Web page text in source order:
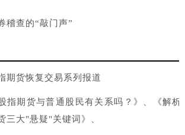
稽查的“敲门声”
期货恢复交易系列报道
股指期货与普通股民有关系吗？》、《解析
三大"悬疑"关键词》、